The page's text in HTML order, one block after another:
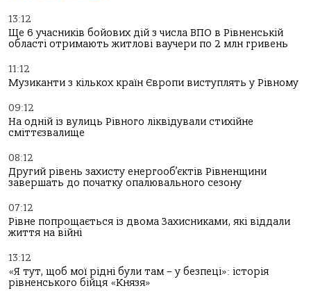
13:12
Ще 6 учасників бойових дій з числа ВПО в Рівненській
області отримають житлові ваучери по 2 млн гривень
11:12
Музиканти з кількох країн Європи виступлять у Рівному
09:12
На одній із вулиць Рівного ліквідували стихійне
сміттєзвалище
08:12
Другий рівень захисту енергооб’єктів Рівненщини
завершать до початку опалювального сезону
07:12
Рівне попрощається із двома Захисниками, які віддали
життя на війні
13:12
«Я тут, щоб мої рідні були там – у безпеці»: історія
рівненського бійця «Князя»